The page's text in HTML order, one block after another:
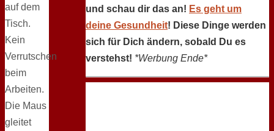
auf dem
Tisch.
Kein
Verrutschen
beim
Arbeiten.
Die Maus
gleitet
und schau dir das an! Es geht um
deine Gesundheit! Diese Dinge werden
sich für Dich ändern, sobald Du es
verstehst! *Werbung Ende*